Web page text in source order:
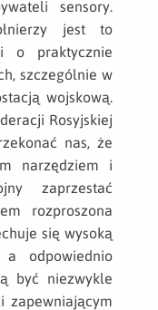
sensory.
jest to
o praktycznie
szczególnie w
wojskową.
Rosyjskiej
nas, że
narzędziem i
zaprzestać
rozproszona
się wysoką
a odpowiednio
być niezwykle
zapewniającym